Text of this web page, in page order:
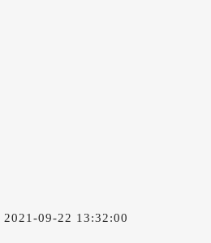
2021-09-22 13:32:00